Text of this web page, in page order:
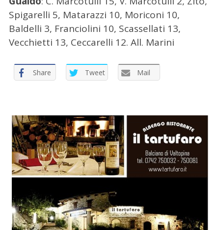
Spigarelli 5, Matarazzi 10, Moriconi 10,
Baldelli 3, Franciolini 10, Scassellati 13,
Vecchietti 13, Ceccarelli 12. All. Marini
Share Tweet Mail
r
: